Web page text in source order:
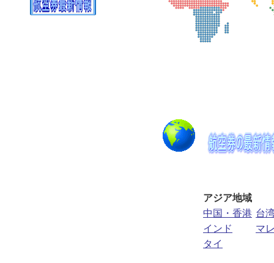
アジア地域
中国・香港 台
インド
マ
タイ